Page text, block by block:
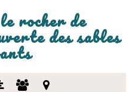
rocher de
des sables